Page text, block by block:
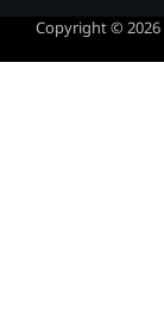
Copyright © 2026